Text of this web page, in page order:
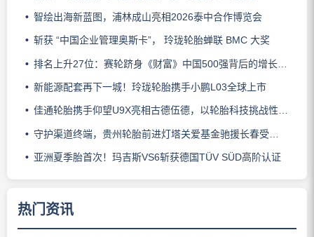
智绘出海新蓝图，浦林成山亮相2026泰中合作博览会
斩获 “中国企业管理奥斯卡”， 玲珑轮胎蝉联 BMC 大奖
排名上升27位：赛轮跻身《财富》中国500强背后的增长逻辑
新能源配套再下一城！玲珑轮胎携手小鹏L03全球上市
佳通轮胎携手仰望U9X亮相古德伍德，以轮胎科技挑战性能边界
守护渠道终端，贵州轮胎前进灯塔关爱基金驰援长春受灾门店
亚洲夏季胎首次！玛吉斯VS6斩获德国TÜV SÜD高阶认证
热门资讯